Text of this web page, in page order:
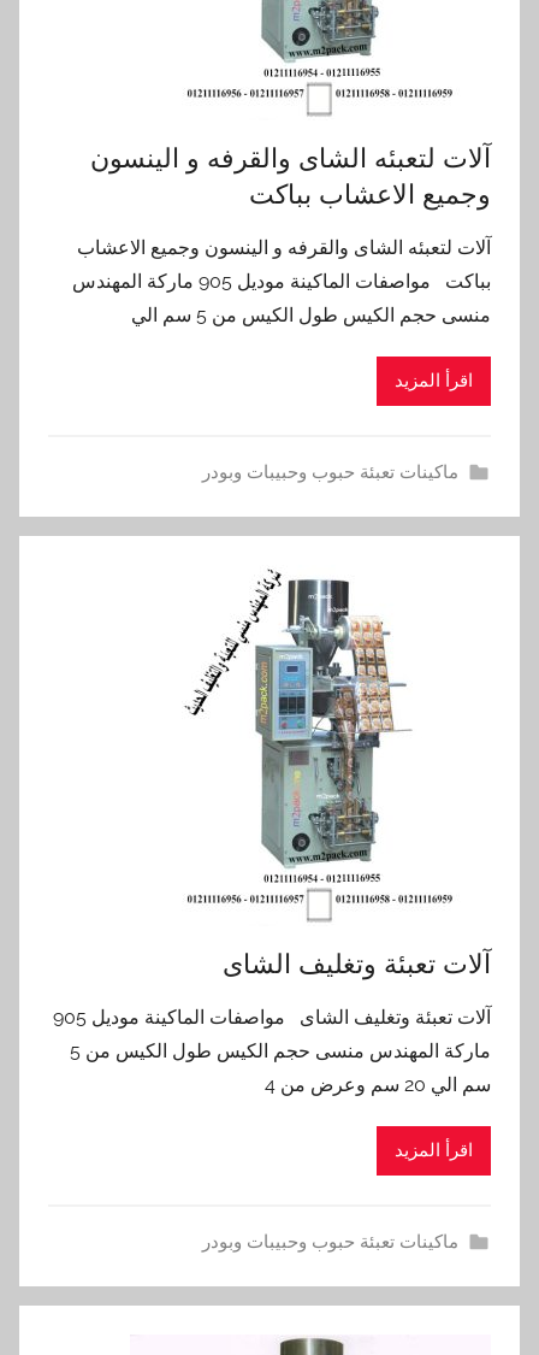
آلات لتعبئه الشاى والقرفه و الينسون
وجميع الاعشاب بباكت
آلات لتعبئه الشاى والقرفه و الينسون وجميع الاعشاب
بباكت مواصفات الماكينة موديل 905 ماركة المهندس
منسى حجم الكيس طول الكيس من 5 سم الي
اقرأ المزيد
ماكينات تعبئة حبوب وحبيبات وبودر
آلات تعبئة وتغليف الشاى
آلات تعبئة وتغليف الشاى مواصفات الماكينة موديل 905
ماركة المهندس منسى حجم الكيس طول الكيس من 5
سم الي 20 سم وعرض من 4
اقرأ المزيد
ماكينات تعبئة حبوب وحبيبات وبودر